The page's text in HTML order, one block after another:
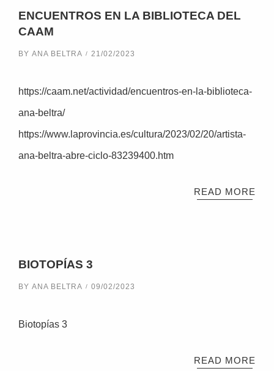
ENCUENTROS EN LA BIBLIOTECA DEL
CAAM
BY ANA BELTRA 21/02/2023
https://caam.net/actividad/encuentros-en-la-biblioteca-
ana-beltra/
https://www.laprovincia.es/cultura/2023/02/20/artista-
ana-beltra-abre-ciclo-83239400.htm
READ MORE
BIOTOPÍAS 3
BY ANA BELTRA 09/02/2023
Biotopías 3
READ MORE